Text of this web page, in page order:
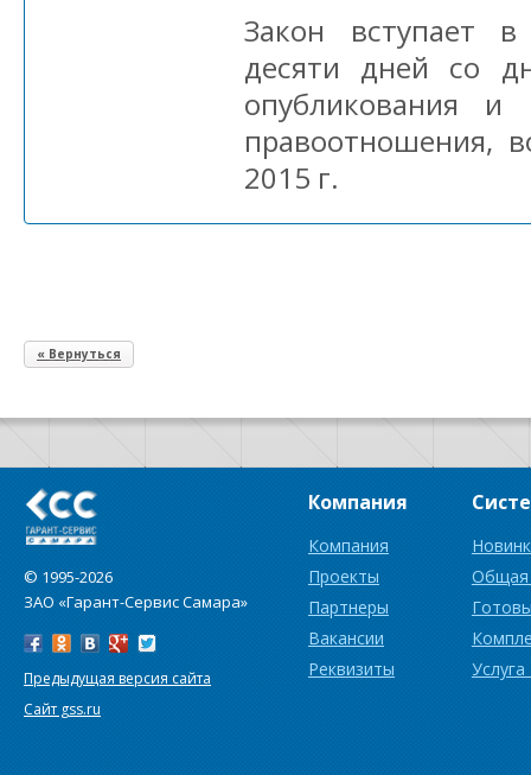
Закон вступает
десяти дней со
опубликования и
правоотношения,
2015 г.
« Вернуться
© 1995-2026
ЗАО «Гарант-Сервис Самара»
Предыдущая версия сайта
Сайт gss.ru
Компания
Компания
Проекты
Партнеры
Вакансии
Реквизиты
Общая